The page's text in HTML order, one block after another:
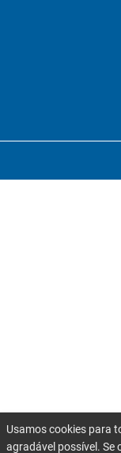
Usamos cookies para
agradável possível. Se